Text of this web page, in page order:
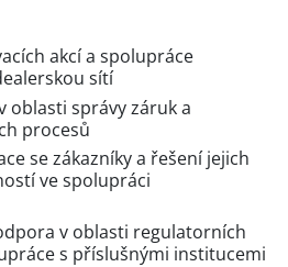
akcí a spolupráce
sítí
oblasti správy záruk a
procesů
se zákazníky a řešení jejich
ve spolupráci
v oblasti regulatorních
s příslušnými institucemi